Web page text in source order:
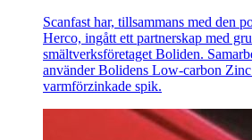
Scanfast har, tillsammans med den
Herco, ingått ett partnerskap med
smältverksföretaget Boliden.
använder Bolidens Low-carbon
varmförzinkade spik.